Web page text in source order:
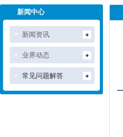
新闻中心
新闻资讯
业界动态
常见问题解答